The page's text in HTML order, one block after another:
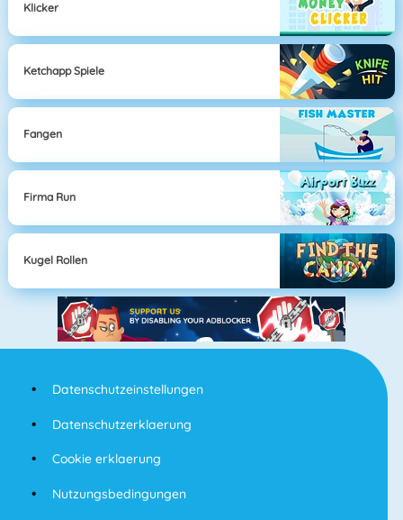
Klicker
Ketchapp Spiele
Fangen
Firma Run
Kugel Rollen
Datenschutzeinstellungen
Datenschutzerklaerung
Cookie erklaerung
Nutzungsbedingungen